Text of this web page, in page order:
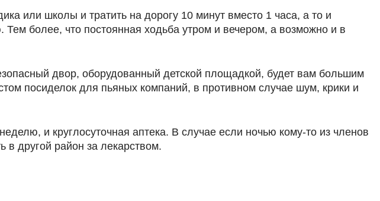
или школы и тратить на дорогу 10 минут вместо 1 часа, а то и
более, что постоянная ходьба утром и вечером, а возможно и в
двор, оборудованный детской площадкой, будет вам большим
посиделок для пьяных компаний, в противном случае шум, крики и
и круглосуточная аптека. В случае если ночью кому-то из членов
другой район за лекарством.